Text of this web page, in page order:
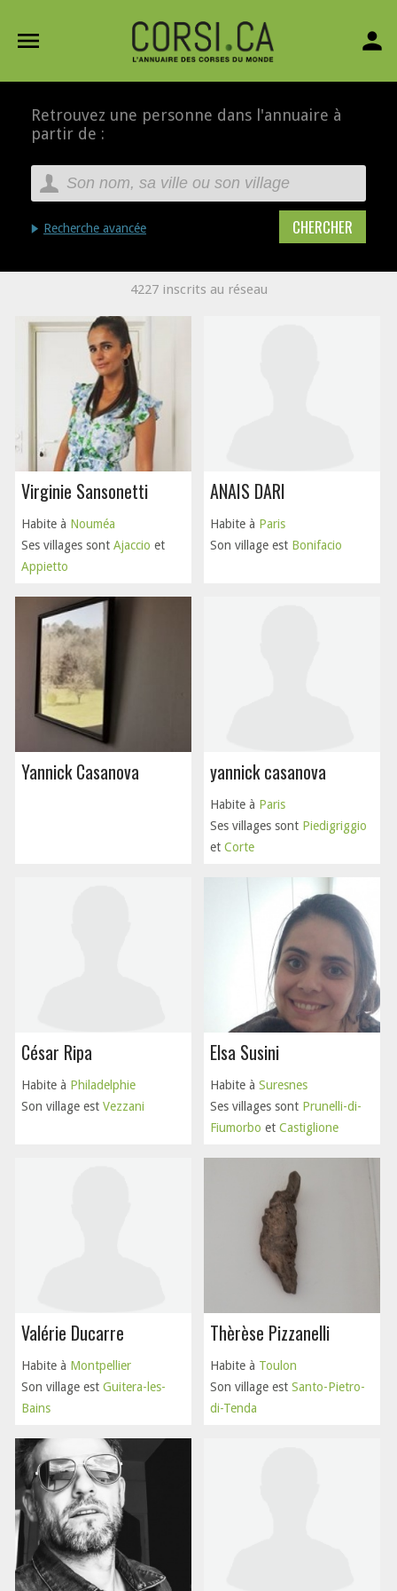
menu person
Retrouvez une personne dans l'annuaire à
partir de :
Recherche avancée
4227 inscrits au réseau
Virginie Sansonetti
Habite à Nouméa
Ses villages sont Ajaccio et
Appietto
ANAIS DARI
Habite à Paris
Son village est Bonifacio
Yannick Casanova yannick casanova
Habite à Paris
Ses villages sont Piedigriggio
et Corte
César Ripa
Habite à Philadelphie
Son village est Vezzani
Elsa Susini
Habite à Suresnes
Ses villages sont Prunelli-di-
Fiumorbo et Castiglione
Valérie Ducarre
Habite à Montpellier
Son village est Guitera-les-
Bains
Thèrèse Pizzanelli
Habite à Toulon
Son village est Santo-Pietro-
di-Tenda